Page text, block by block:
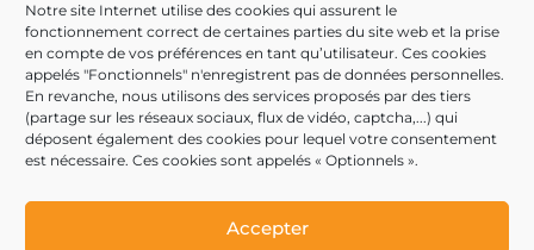
Notre site Internet utilise des cookies qui assurent le
fonctionnement correct de certaines parties du site web et la prise
en compte de vos préférences en tant qu’utilisateur. Ces cookies
appelés "Fonctionnels" n'enregistrent pas de données personnelles.
En revanche, nous utilisons des services proposés par des tiers
(partage sur les réseaux sociaux, flux de vidéo, captcha,...) qui
déposent également des cookies pour lequel votre consentement
est nécessaire. Ces cookies sont appelés « Optionnels ».
Accepter
Partenaires